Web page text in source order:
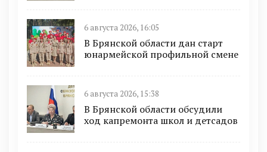
6 августа 2026, 16:05
В Брянской области дан старт
юнармейской профильной смене
6 августа 2026, 15:38
В Брянской области обсудили
ход капремонта школ и детсадов